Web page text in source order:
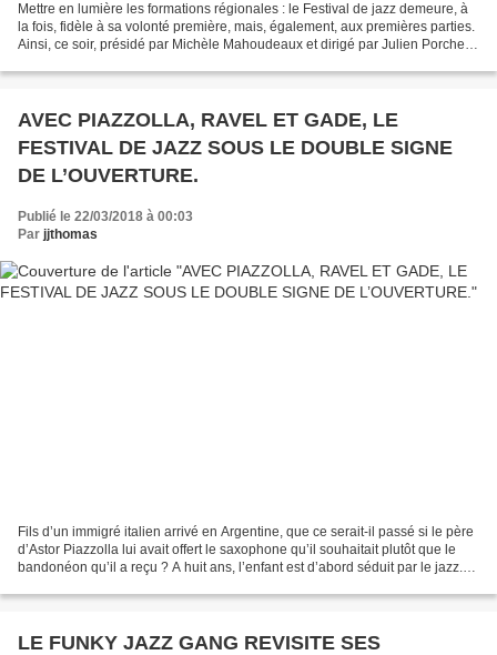
Mettre en lumière les formations régionales : le Festival de jazz demeure, à
la fois, fidèle à sa volonté première, mais, également, aux premières parties.
Ainsi, ce soir, présidé par Michèle Mahoudeaux et dirigé par Julien Porcher,
AVEC PIAZZOLLA, RAVEL ET GADE, LE
FESTIVAL DE JAZZ SOUS LE DOUBLE SIGNE
DE L’OUVERTURE.
Publié le 22/03/2018 à 00:03
Par jjthomas
Fils d’un immigré italien arrivé en Argentine, que ce serait-il passé si le père
d’Astor Piazzolla lui avait offert le saxophone qu’il souhaitait plutôt que le
bandonéon qu’il a reçu ? A huit ans, l’enfant est d’abord séduit par le jazz.
LE FUNKY JAZZ GANG REVISITE SES